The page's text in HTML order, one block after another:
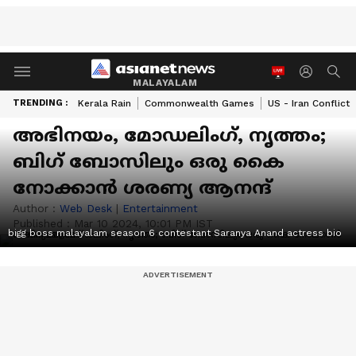
MALAYALAM
TRENDING : Kerala Rain Commonwealth Games US - Iran Conflict
അഭിനയം, മോഡലിംഗ്, നൃത്തം;
ബിഗ് ബോസിലും ഒരു കൈ
നോക്കാന്‍ ശരണ്യ ആനന്ദ്
Author : Web Desk | Entertainment
Published : Mar 10 2024, 10:01 PM IST
bigg boss malayalam season 6 contestant Saranya Anand actress bio